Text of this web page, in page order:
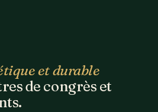
et durable
de congrès et